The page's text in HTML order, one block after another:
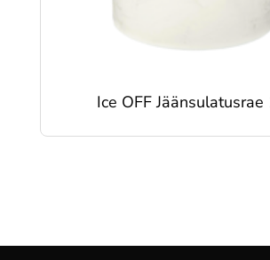
Ice OFF